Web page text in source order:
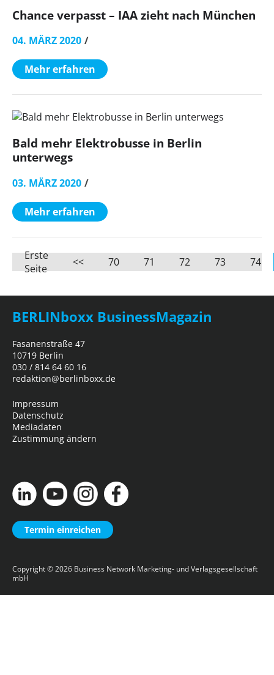
Chance verpasst – IAA zieht nach München
04. MÄRZ 2020
Mehr erfahren
Bald mehr Elektrobusse in Berlin
unterwegs
03. MÄRZ 2020
Mehr erfahren
Erste
Seite
<< 70 71 72 73 74
BERLINboxx BusinessMagazin
Fasanenstraße 47
10719 Berlin
030 / 814 64 60 16
redaktion@berlinboxx.de
Impressum
Datenschutz
Mediadaten
Zustimmung ändern
Termin einreichen
Copyright © 2026 Business Network Marketing- und Verlagsgesellschaft
mbH